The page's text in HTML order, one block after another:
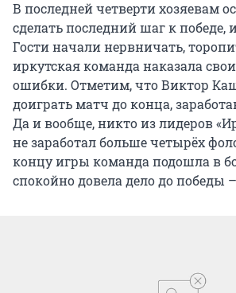
В последней четверти хозяевам
сделать последний шаг к победе,
Гости начали нервничать,
иркутская команда наказала
ошибки. Отметим, что Виктор
доиграть матч до конца,
Да и вообще, никто из лидеров
не заработал больше четырёх
концу игры команда подошла в
спокойно довела дело до победы –